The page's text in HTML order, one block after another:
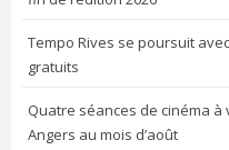
Tempo Rives se poursuit
gratuits
Quatre séances de cinéma
Angers au mois d’août